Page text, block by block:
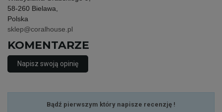
58-260 Bielawa,
Polska
sklep@coralhouse.pl
KOMENTARZE
Napisz swoją opinię
Bądź pierwszym który napisze recenzję !